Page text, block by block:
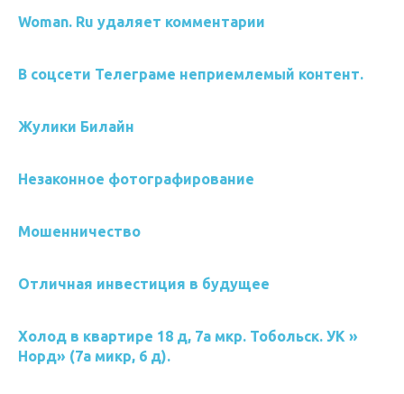
Woman. Ru удаляет комментарии
В соцсети Телеграме неприемлемый контент.
Жулики Билайн
Незаконное фотографирование
Мошенничество
Отличная инвестиция в будущее
Холод в квартире 18 д, 7а мкр. Тобольск. УК »
Норд» (7а микр, 6 д).